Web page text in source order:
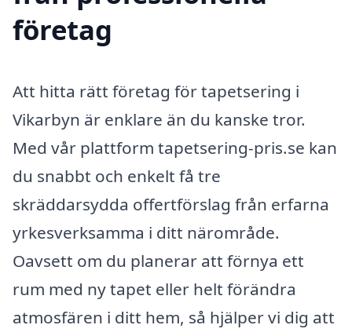
företag
Att hitta rätt företag för tapetsering i
Vikarbyn är enklare än du kanske tror.
Med vår plattform tapetsering-pris.se kan
du snabbt och enkelt få tre
skräddarsydda offertförslag från erfarna
yrkesverksamma i ditt närområde.
Oavsett om du planerar att förnya ett
rum med ny tapet eller helt förändra
atmosfären i ditt hem, så hjälper vi dig att